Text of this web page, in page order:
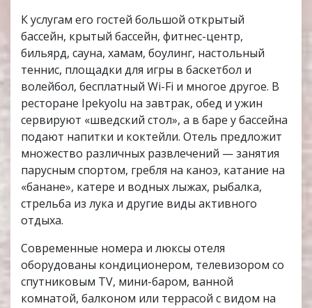
К услугам его гостей большой открытый
бассейн, крытый бассейн, фитнес-центр,
бильярд, сауна, хамам, боулинг, настольный
теннис, площадки для игры в баскетбол и
волейбол, бесплатный Wi-Fi и многое другое. В
ресторане Ipekyolu на завтрак, обед и ужин
сервируют «шведский стол», а в баре у бассейна
подают напитки и коктейли. Отель предложит
множество различных развлечений — занятия
парусным спортом, гребля на каноэ, катание на
«банане», катере и водных лыжах, рыбалка,
стрельба из лука и другие виды активного
отдыха.
Современные номера и люксы отеля
оборудованы кондиционером, телевизором со
спутниковым TV, мини-баром, ванной
комнатой, балконом или террасой с видом на